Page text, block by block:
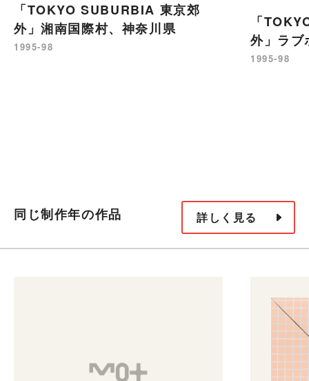
「TOKYO SUBURBIA 東京郊
外」湘南国際村、神奈川県
1995-98
「
外」ラ
1995-98
同じ制作年の作品 詳しく見る